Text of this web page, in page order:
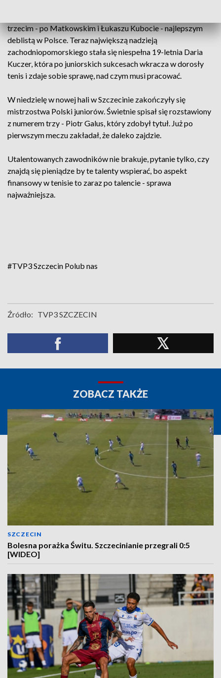
trzecim - po Matkowskim i Łukaszu Kubocie - najlepszym
deblistą w Polsce. Teraz największą nadzieją
zachodniopomorskiego stała się niespełna 19-letnia Daria
Kuczer, która po juniorskich sukcesach wkracza w dorosły
tenis i zdaje sobie sprawę, nad czym musi pracować.
W niedzielę w nowej hali w Szczecinie zakończyły się
mistrzostwa Polski juniorów. Świetnie spisał się rozstawiony
z numerem trzy - Piotr Galus, który zdobył tytuł. Już po
pierwszym meczu zakładał, że daleko zajdzie.
Utalentowanych zawodników nie brakuje, pytanie tylko, czy
znajdą się pieniądze by te talenty wspierać, bo aspekt
finansowy w tenisie to zaraz po talencie - sprawa
najważniejsza.
#TVP3 Szczecin Polub nas
Źródło: TVP3 SZCZECIN
ZOBACZ TAKŻE
SZCZECIN
Bolesna porażka Świtu. Szczecinianie przegrali 0:5
[WIDEO]